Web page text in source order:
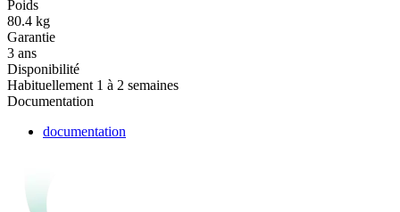
Poids
80.4 kg
Garantie
3 ans
Disponibilité
Habituellement 1 à 2 semaines
Documentation
documentation